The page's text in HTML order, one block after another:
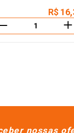
R$ 16,
＋
nossas